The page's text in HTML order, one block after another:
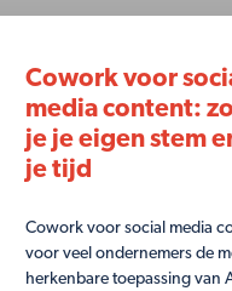
Cowork voor
media content:
je je eigen stem
je tijd
Cowork voor social media
voor veel ondernemers de
herkenbare toepassing van